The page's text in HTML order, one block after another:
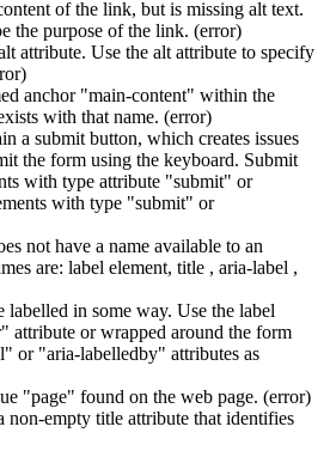
of the link, but is missing alt text.
the purpose of the link. (error)
attribute. Use the alt attribute to specify
anchor "main-content" within the
with that name. (error)
a submit button, which creates issues
the form using the keyboard. Submit
with type attribute "submit" or
with type "submit" or
not have a name available to an
are: label element, title , aria-label ,
in some way. Use the label
attribute or wrapped around the form
or "aria-labelledby" attributes as
"page" found on the web page. (error)
non-empty title attribute that identifies